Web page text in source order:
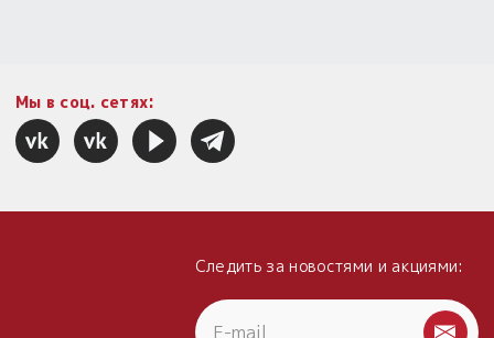
Мы в соц. сетях:
Следить за новостями и акциями: